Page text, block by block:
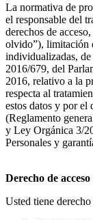
La normativa de
el responsable del
derechos de
olvido”), limitación
individualizadas,
2016/679, del
2016, relativo a la
respecta al
estos datos y por el
(Reglamento
y Ley Orgánica 3/
Personales y
Derecho de acceso
Usted tiene